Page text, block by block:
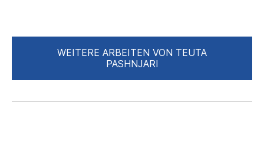
WEITERE ARBEITEN VON TEUTA
PASHNJARI